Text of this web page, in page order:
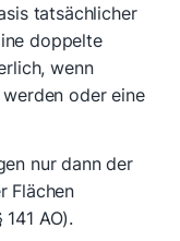
tatsächlicher
doppelte
wenn
oder eine
nur dann der
Flächen
AO).